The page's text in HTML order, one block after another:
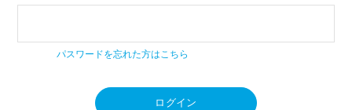
パスワードを忘れた方はこちら
ログイン